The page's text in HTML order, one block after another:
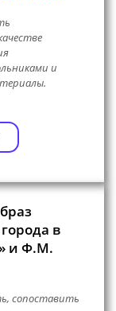
и
в
и Ф.М.
сопоставить